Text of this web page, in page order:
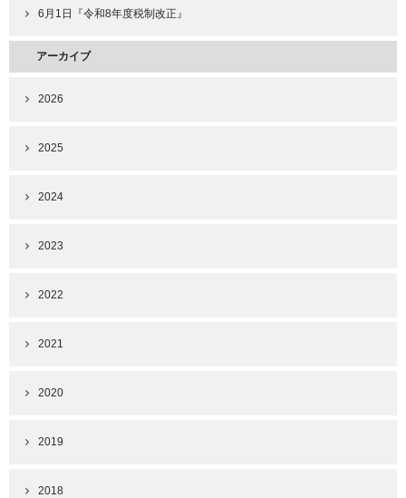
6月1日『令和8年度税制改正』
アーカイブ
2026
2025
2024
2023
2022
2021
2020
2019
2018